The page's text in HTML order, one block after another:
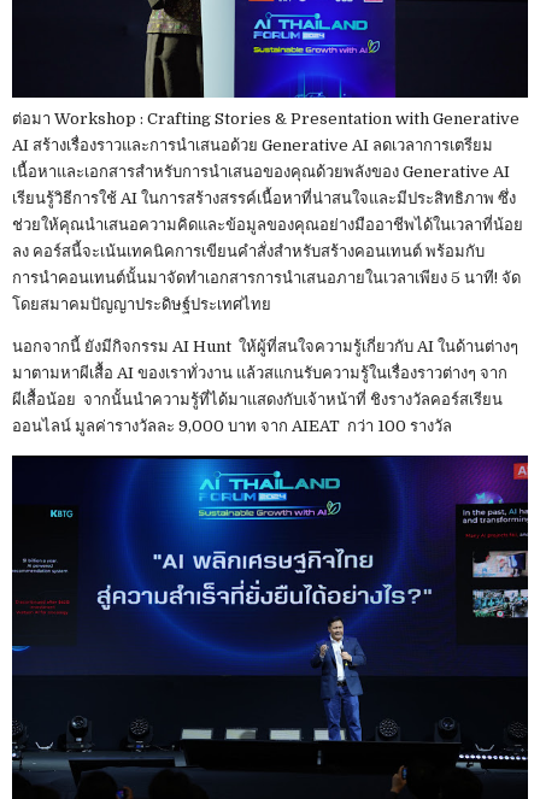
ต่อมา Workshop : Crafting Stories & Presentation with Generative
AI สร้างเรื่องราวและการนำเสนอด้วย Generative AI ลดเวลาการเตรียม
เนื้อหาและเอกสารสำหรับการนำเสนอของคุณด้วยพลังของ Generative AI
เรียนรู้วิธีการใช้ AI ในการสร้างสรรค์เนื้อหาที่น่าสนใจและมีประสิทธิภาพ ซึ่ง
ช่วยให้คุณนำเสนอความคิดและข้อมูลของคุณอย่างมืออาชีพได้ในเวลาที่น้อย
ลง คอร์สนี้จะเน้นเทคนิคการเขียนคำสั่งสำหรับสร้างคอนเทนต์ พร้อมกับ
การนำคอนเทนต์นั้นมาจัดทำเอกสารการนำเสนอภายในเวลาเพียง 5 นาที! จัด
โดยสมาคมปัญญาประดิษฐ์ประเทศไทย
นอกจากนี้ ยังมีกิจกรรม AI Hunt ให้ผู้ที่สนใจความรู้เกี่ยวกับ AI ในด้านต่างๆ
มาตามหาผีเสื้อ AI ของเราทั่วงาน แล้วสแกนรับความรู้ในเรื่องราวต่างๆ จาก
ผีเสื้อน้อย จากนั้นนำความรู้ที่ได้มาแสดงกับเจ้าหน้าที่ ชิงรางวัลคอร์สเรียน
ออนไลน์ มูลค่ารางวัลละ 9,000 บาท จาก AIEAT กว่า 100 รางวัล